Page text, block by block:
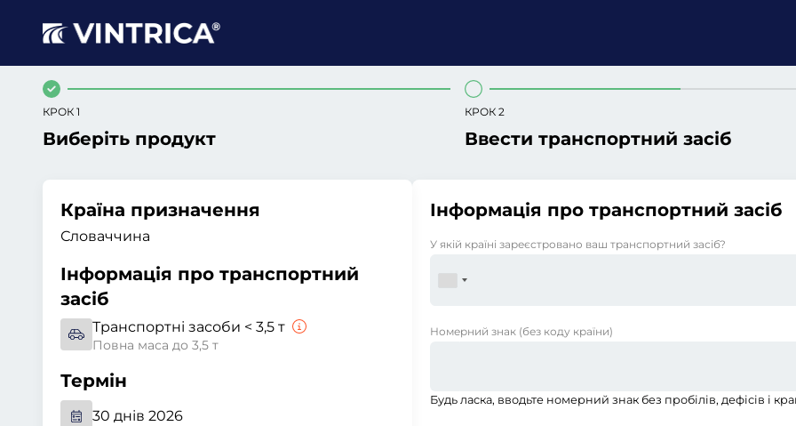
КРОК 1
Виберіть продукт
КРОК 2
Ввести транспортний засіб
Країна призначення
Словаччина
Інформація про транспортний
засіб
Транспортні засоби < 3,5 т
Повна маса до 3,5 т
Термін
30 днів 2026
Інформація про транспортний засіб
У якій країні зареєстровано ваш транспортний засіб?
Номерний знак (без коду країни)
Будь ласка, вводьте номерний знак без пробілів, дефісів і